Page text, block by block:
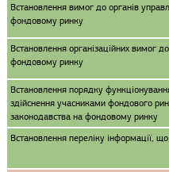
Встановлення вимог до органів
фондовому ринку
Встановлення організаційних вимог
фондовому ринку
Встановлення порядку
здійснення учасниками фондового
законодавства на фондовому ринку
Встановлення переліку інформації,